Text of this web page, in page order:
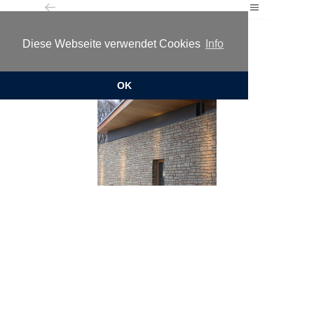
Diese Webseite verwendet Cookies Info
OK
Museen